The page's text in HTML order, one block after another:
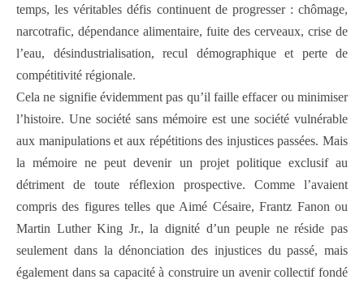
temps, les véritables défis continuent de progresser : chômage,
narcotrafic, dépendance alimentaire, fuite des cerveaux, crise de
l’eau, désindustrialisation, recul démographique et perte de
compétitivité régionale.
Cela ne signifie évidemment pas qu’il faille effacer ou minimiser
l’histoire. Une société sans mémoire est une société vulnérable
aux manipulations et aux répétitions des injustices passées. Mais
la mémoire ne peut devenir un projet politique exclusif au
détriment de toute réflexion prospective. Comme l’avaient
compris des figures telles que Aimé Césaire, Frantz Fanon ou
Martin Luther King Jr., la dignité d’un peuple ne réside pas
seulement dans la dénonciation des injustices du passé, mais
également dans sa capacité à construire un avenir collectif fondé